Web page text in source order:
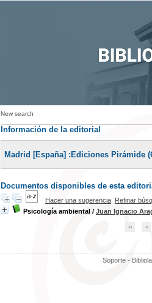
New search
Información de la editorial
Madrid [España] :Ediciones Pirámide
Documentos disponibles de esta
Hacer una sugerencia Refinar
Psicología ambiental / Juan Ignacio
Soporte -